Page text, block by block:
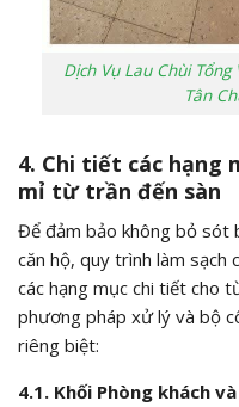
Dịch Vụ Lau Chùi
Tân
4. Chi tiết các hạng
mỉ từ trần đến sàn
Để đảm bảo không bỏ sót
căn hộ, quy trình làm sạch
các hạng mục chi tiết cho
phương pháp xử lý và bộ
riêng biệt:
4.1. Khối Phòng khách